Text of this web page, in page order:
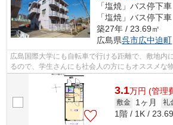
「塩焼」バス停下
「塩焼」バス停下
築27年 / 23.69㎡
広島県呉市広中迫町
広島国際大学にも自転車で行ける距離で、敷地内
るので、学生さんにも社会人の方にもオススメな
始めるなら、朝日住宅にお任せ下さい...
3.1万円 (管理
敷金 1ヶ月 礼
1階 / 1K /